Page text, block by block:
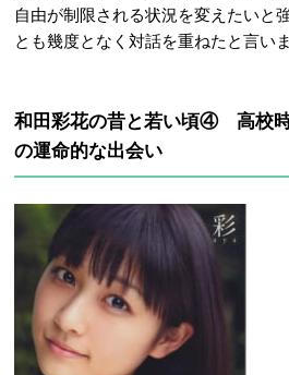
自由が制限される状況を変えたいと
とも幾度となく対話を重ねたと言いま
和田彩花の昔と若い頃④ 高校
の運命的な出会い